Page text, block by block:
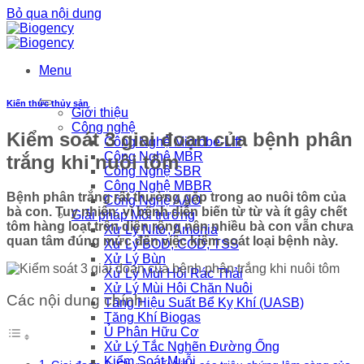
Bỏ qua nội dung
Menu
Giới thiệu
Công nghệ
Công Nghệ Microbe-Lift
Công Nghệ MBR
Công Nghệ SBR
Công Nghệ MBBR
Công Nghệ AAO
Giải pháp Môi trường
Xử Lý Nitơ, Amonia
Xử Lý BOD, COD, TSS
Xử Lý Bùn
Xử Lý Mùi Hôi Rác Thải
Xử Lý Mùi Hôi Chăn Nuôi
Tăng Hiệu Suất Bể Kỵ Khí (UASB)
Tăng Khí Biogas
Ủ Phân Hữu Cơ
Xử Lý Tắc Nghẽn Đường Ống
Kiểm Soát Muỗi
Kiến thức thủy sản
Kiểm soát 3 giai đoạn của bệnh phân
trắng khi nuôi tôm
Bệnh phân trắng rất thường gặp trong ao nuôi tôm của
bà con. Tuy nhiên, vì bệnh diễn biến từ từ và ít gây chết
tôm hàng loạt trên diện rộng nên nhiều bà con vẫn chưa
quan tâm đúng mức đến việc kiểm soát loại bệnh này.
Các nội dung chính